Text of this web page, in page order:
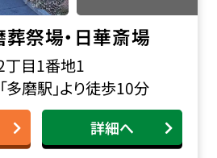
祭場・日華斎場
丁目1番地1
多磨駅」より徒歩10分
詳細へ